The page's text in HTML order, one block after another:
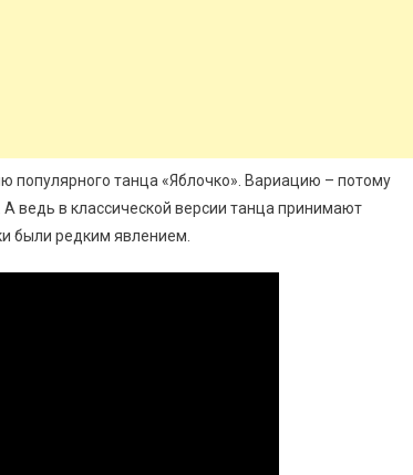
популярного танца «Яблочко». Вариацию – потому
ведь в классической версии танца принимают
были редким явлением.